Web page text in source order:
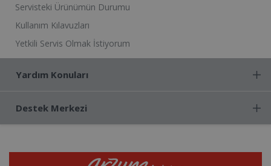
Servisteki Ürünümün Durumu
Kullanım Kılavuzları
Yetkili Servis Olmak İstiyorum
Yardım Konuları
Destek Merkezi